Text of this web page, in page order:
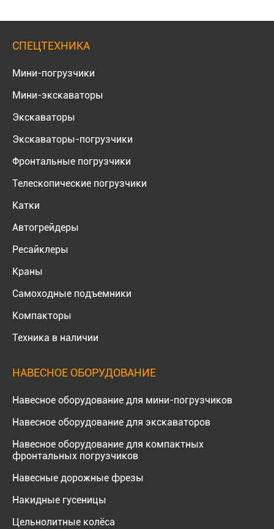
СПЕЦТЕХНИКА
Мини-погрузчики
Мини-экскаваторы
Экскаваторы
Экскаваторы-погрузчики
Фронтальные погрузчики
Телескопические погрузчики
Катки
Автогрейдеры
Ресайклеры
Краны
Самоходные подъемники
Компакторы
Техника в наличии
НАВЕСНОЕ ОБОРУДОВАНИЕ
Навесное оборудование для мини-погрузчиков
Навесное оборудование для экскаваторов
Навесное оборудование для компактных
фронтальных погрузчиков
Навесные дорожные фрезы
Накидные гусеницы
Цельнолитные колёса